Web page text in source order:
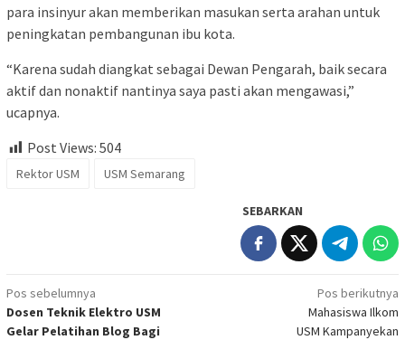
para insinyur akan memberikan masukan serta arahan untuk
peningkatan pembangunan ibu kota.
“Karena sudah diangkat sebagai Dewan Pengarah, baik secara
aktif dan nonaktif nantinya saya pasti akan mengawasi,”
ucapnya.
Post Views: 504
Rektor USM USM Semarang
SEBARKAN
Navigasi
pos
Pos sebelumnya
Dosen Teknik Elektro USM
Gelar Pelatihan Blog Bagi
Pos berikutnya
Mahasiswa Ilkom
USM Kampanyekan